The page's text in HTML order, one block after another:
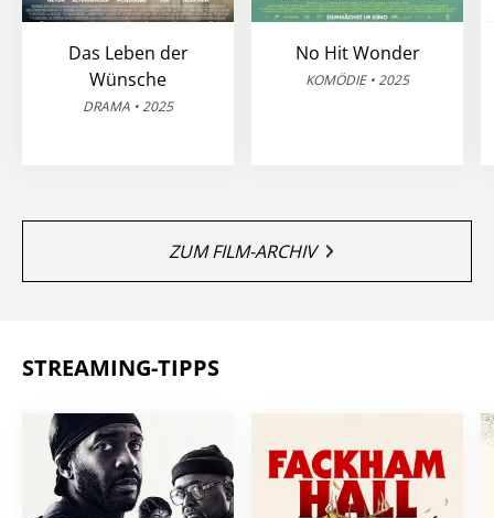
Das Leben der
Wünsche
DRAMA • 2025
No Hit Wonder
KOMÖDIE • 2025
ZUM FILM-ARCHIV
STREAMING-TIPPS